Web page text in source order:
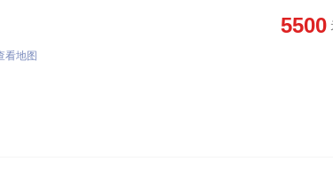
5500
看地图